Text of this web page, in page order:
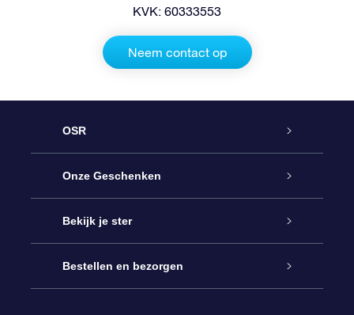
KVK: 60333553
Neem contact op
OSR
Service
Contact
Blog
Onze Geschenken
Online Star Gift
OSR Cadeaupakket
Bekijk je ster
Sterrenregister
Bestellen en bezorgen